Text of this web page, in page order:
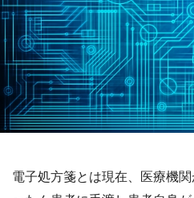
電子処方箋とは現在、医療機